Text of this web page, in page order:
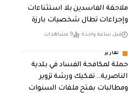
ملاحقة الفاسدين بلا استثناءات
وإجراءات تطال شخصيات بارزة
قبل ساعة واحدة 9 مشاهدات
تقارير
حملة لمكافحة الفساد في بلدية
الناصرية.. تفكيك ورشة تزوير
ومطالبات بفتح ملفات السنوات